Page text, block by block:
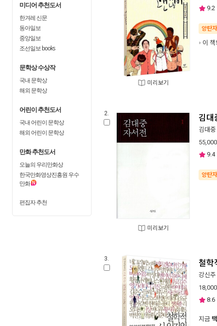
미디어 추천도서
한겨레 신문
동아일보
중앙일보
조선일보 books
문학상 수상작
국내 문학상
해외 문학상
어린이 추천도서
국내 어린이 문학상
해외 어린이 문학상
만화 추천도서
오늘의 우리만화상
한국만화영상진흥원 우수
만화
편집자 추천
미리보기
9.2
양탄
이
2.
미리보기
김대
김대중
55,000
9.4
양탄
3. 철학
강신주
18,000
8.6
지금